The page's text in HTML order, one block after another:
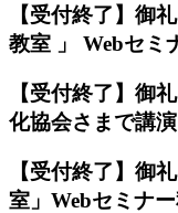
【受付終了】御
教室 」 Webセミ
【受付終了】御
化協会さまで講
【受付終了】御
室」Webセミナ